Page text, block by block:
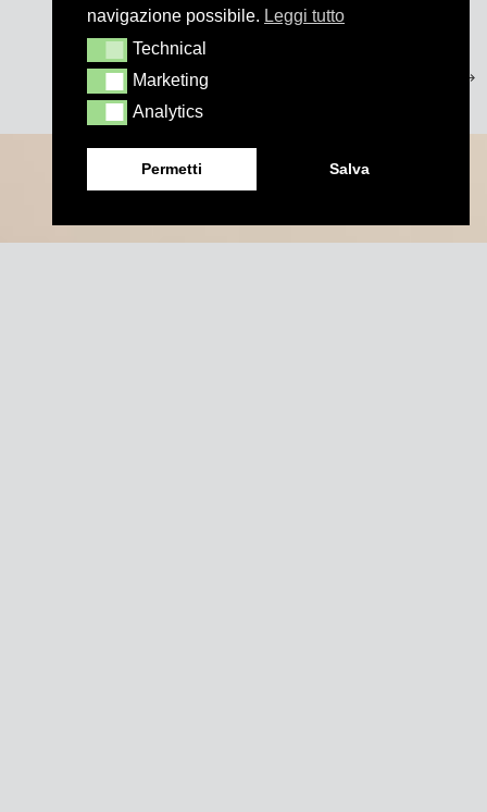
navigazione possibile. Leggi tutto
TechnicalTechnical
MarketingMarketing
AnalyticsAnalytics
Permetti Salva